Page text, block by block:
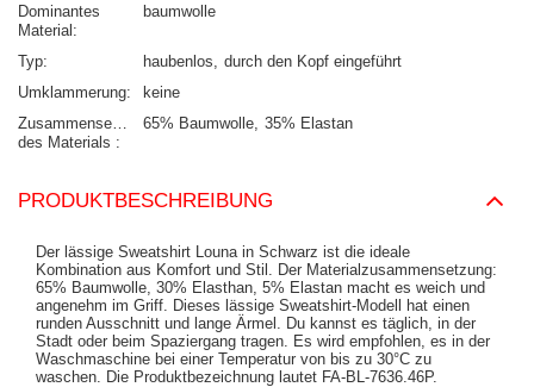
Dominantes
Material
baumwolle
Typ haubenlos
durch den Kopf eingeführt
Umklammerung
keine
Zusammensetzung
des Materials
65% Baumwolle 35% Elastan
PRODUKTBESCHREIBUNG
Der lässige Sweatshirt Louna in Schwarz ist die ideale
Kombination aus Komfort und Stil. Der Materialzusammensetzung:
65% Baumwolle, 30% Elasthan, 5% Elastan macht es weich und
angenehm im Griff. Dieses lässige Sweatshirt-Modell hat einen
runden Ausschnitt und lange Ärmel. Du kannst es täglich, in der
Stadt oder beim Spaziergang tragen. Es wird empfohlen, es in der
Waschmaschine bei einer Temperatur von bis zu 30°C zu
waschen. Die Produktbezeichnung lautet FA-BL-7636.46P.